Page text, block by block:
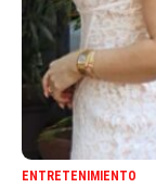
ENTRETENIMIENTO